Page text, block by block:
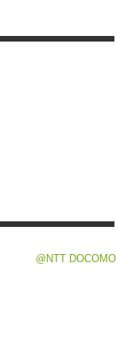
@NTT DOCOMO